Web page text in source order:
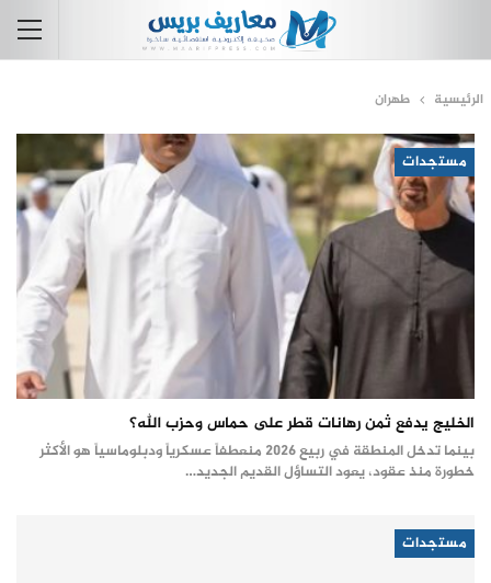
الرئيسية طهران
مستجدات
الخليج يدفع ثمن رهانات قطر على حماس وحزب الله؟
بينما تدخل المنطقة في ربيع 2026 منعطفاً عسكرياً ودبلوماسياً هو الأكثر
خطورة منذ عقود، يعود التساؤل القديم الجديد…
مستجدات